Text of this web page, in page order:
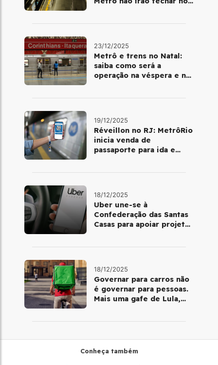
23/12/2025
Metrô e trens no Natal:
saiba como será a
operação na véspera e no
19/12/2025
Réveillon no RJ: MetrôRio
inicia venda de
passaporte para ida e
18/12/2025
Uber une-se à
Confederação das Santas
Casas para apoiar projetos
18/12/2025
Governar para carros não
é governar para pessoas.
Mais uma gafe de Lula,
Conheça também